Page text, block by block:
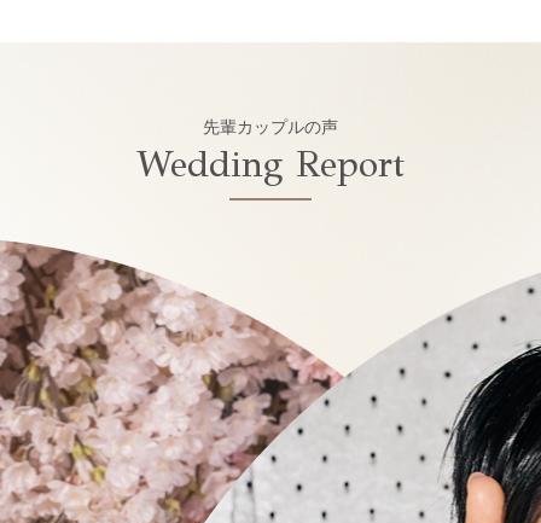
先輩カップルの声
Wedding Report